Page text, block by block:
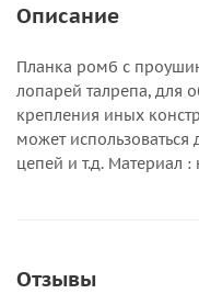
Описание
Планка ромб с
лопарей талрепа, для
крепления иных
может
цепей и т.д. Материал
Отзывы